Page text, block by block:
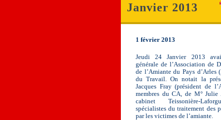
Janvier 2013
1 février 2013
Jeudi 24 Janvier 2013
générale de l’Association de
de l’Amiante du Pays d’Arles
du Travail. On notait la
Jacques Fray (président de
membres du CA, de M° Julie
cabinet Teissonière-
spécialistes du traitement des
par les victimes de l’amiante.